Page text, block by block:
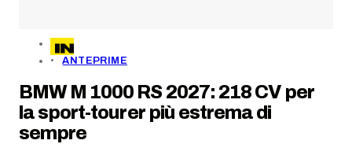
ANTEPRIME
BMW M 1000 RS 2027: 218 CV per
la sport-tourer più estrema di
sempre